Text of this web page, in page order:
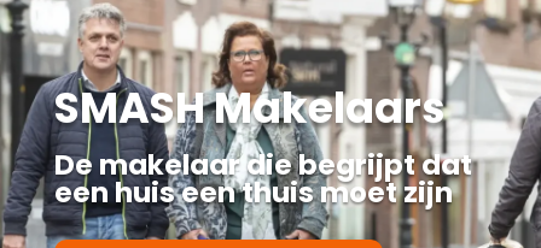
SMASH Makelaars
De makelaar die begrijpt dat
een huis een thuis moet zijn